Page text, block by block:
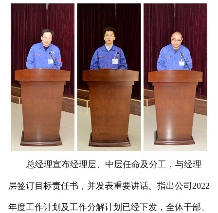
总经理宣布经理层、中层任命及分工，与经理
层签订目标责任书，并发表重要讲话。指出公司2022
年度工作计划及工作分解计划已经下发，全体干部、